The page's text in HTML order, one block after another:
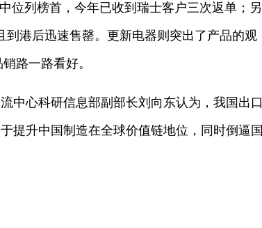
位列榜首，今年已收到瑞士客户三次返单；另
到港后迅速售罄。更新电器则突出了产品的观
路一路看好。
中心科研信息部副部长刘向东认为，我国出口
提升中国制造在全球价值链地位，同时倒逼国